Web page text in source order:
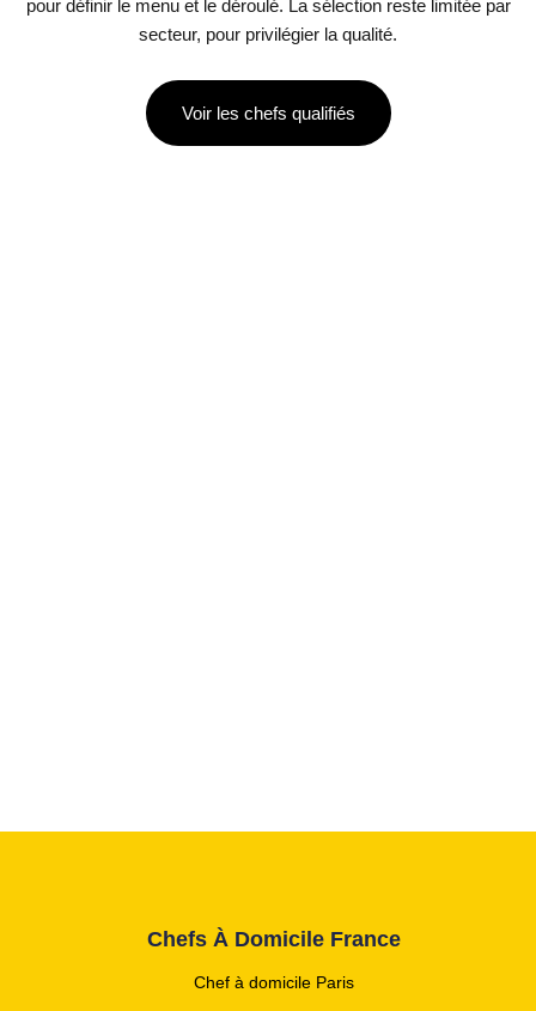
pour définir le menu et le déroulé. La sélection reste limitée par
secteur, pour privilégier la qualité.
Voir les chefs qualifiés
Chefs À Domicile France
Chef à domicile Paris